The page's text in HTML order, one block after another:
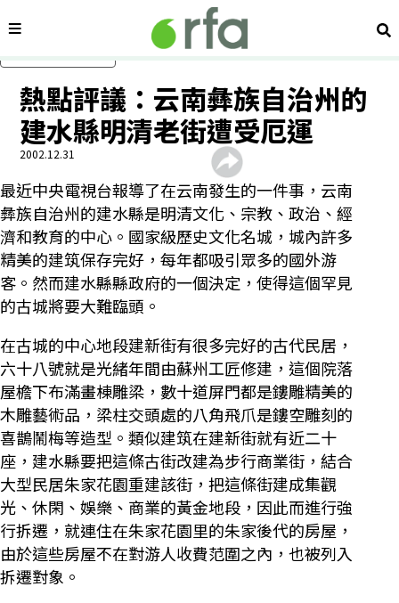
內容分類 搜
熱點評議：云南彝族自治州的
建水縣明清老街遭受厄運
2002.12.31
最近中央電視台報導了在云南發生的一件事，云南
彝族自治州的建水縣是明清文化、宗教、政治、經
濟和教育的中心。國家級歷史文化名城，城內許多
精美的建筑保存完好，每年都吸引眾多的國外游
客。然而建水縣縣政府的一個決定，使得這個罕見
的古城將要大難臨頭。
在古城的中心地段建新街有很多完好的古代民居，
六十八號就是光緒年間由蘇州工匠修建，這個院落
屋檐下布滿畫棟雕梁，數十道屏門都是鏤雕精美的
木雕藝術品，梁柱交頭處的八角飛爪是鏤空雕刻的
喜鵲鬧梅等造型。類似建筑在建新街就有近二十
座，建水縣要把這條古街改建為步行商業街，結合
大型民居朱家花園重建該街，把這條街建成集觀
光、休閑、娛樂、商業的黃金地段，因此而進行強
行拆遷，就連住在朱家花園里的朱家後代的房屋，
由於這些房屋不在對游人收費范圍之內，也被列入
拆遷對象。